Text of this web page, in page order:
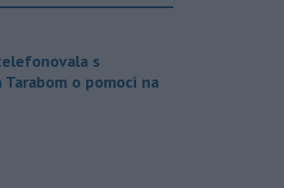
s
Tarabom o pomoci na